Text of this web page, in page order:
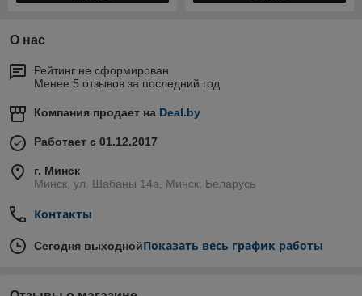
О нас
Рейтинг не сформирован
Менее 5 отзывов за последний год
Компания продает на Deal.by
Работает с 01.12.2017
г. Минск
Минск, ул. Шабаны 14а, Минск, Беларусь
Контакты
Сегодня выходнойПоказать весь график работы